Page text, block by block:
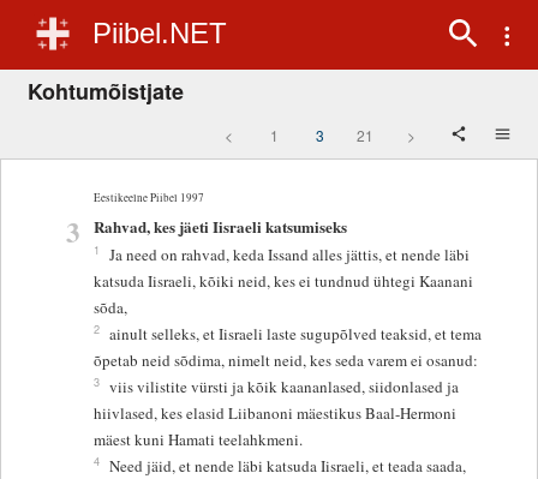
Piibel.NET
Kohtumõistjate
< 1 3 21 >
Eestikeelne Piibel 1997
3 Rahvad, kes jäeti Iisraeli katsumiseks
1
Ja need on rahvad, keda Issand alles jättis, et nende läbi
katsuda Iisraeli, kõiki neid, kes ei tundnud ühtegi Kaanani
sõda,
2 ainult selleks, et Iisraeli laste sugupõlved teaksid, et tema
õpetab neid sõdima, nimelt neid, kes seda varem ei osanud:
3 viis vilistite vürsti ja kõik kaananlased, siidonlased ja
hiivlased, kes elasid Liibanoni mäestikus Baal-Hermoni
mäest kuni Hamati teelahkmeni.
4 Need jäid, et nende läbi katsuda Iisraeli, et teada saada,